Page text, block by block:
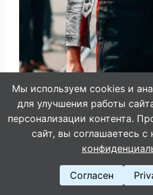
Яркие блестящие пальто
струящихся тканей
Мы используем cookies и
для улучшения работы
персонализации контента.
сайт, вы соглашаетесь с
Согласен